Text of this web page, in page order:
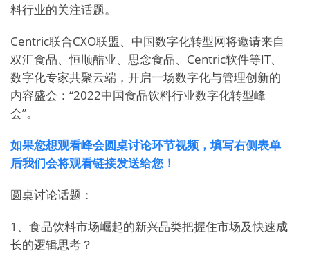
料行业的关注话题。
Centric联合CXO联盟、中国数字化转型网将邀请来自
双汇食品、恒顺醋业、思念食品、Centric软件等IT、
数字化专家共聚云端，开启一场数字化与管理创新的
内容盛会：“2022中国食品饮料行业数字化转型峰
会”。
如果您想观看峰会圆桌讨论环节视频，填写右侧表单
后我们会将观看链接发送给您！
圆桌讨论话题：
1、食品饮料市场崛起的新兴品类把握住市场及快速成
长的逻辑思考？